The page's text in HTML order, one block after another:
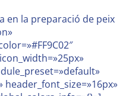
en la preparació de peix